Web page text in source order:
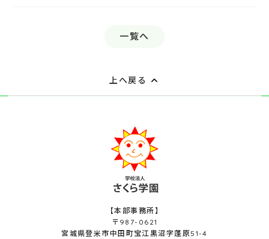
一覧へ
上へ戻る
【本部事務所】
〒987-0621
宮城県登米市中田町宝江黒沼字蓬原51-4